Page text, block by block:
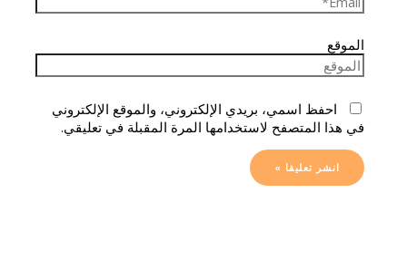
الموقع
احفظ اسمي، بريدي الإلكتروني، والموقع الإلكتروني
في هذا المتصفح لاستخدامها المرة المقبلة في تعليقي.